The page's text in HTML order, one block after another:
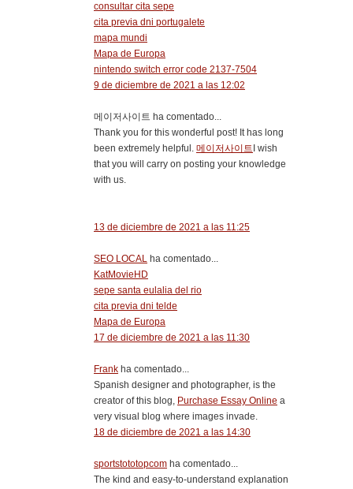
consultar cita sepe
cita previa dni portugalete
mapa mundi
Mapa de Europa
nintendo switch error code 2137-7504
9 de diciembre de 2021 a las 12:02
메이저사이트 ha comentado...
Thank you for this wonderful post! It has long
been extremely helpful. 메이저사이트 I wish
that you will carry on posting your knowledge
with us.
13 de diciembre de 2021 a las 11:25
SEO LOCAL ha comentado...
KatMovieHD
sepe santa eulalia del rio
cita previa dni telde
Mapa de Europa
17 de diciembre de 2021 a las 11:30
Frank ha comentado...
Spanish designer and photographer, is the
creator of this blog, Purchase Essay Online a
very visual blog where images invade.
18 de diciembre de 2021 a las 14:30
sportstototopcom ha comentado...
The kind and easy-to-understand explanation